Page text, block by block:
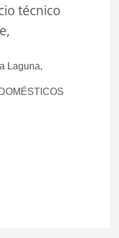
técnico
Laguna,